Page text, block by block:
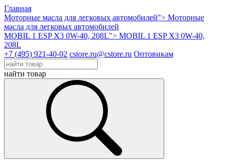
Главная
Моторные масла для легковых автомобилей"> Моторные
масла для легковых автомобилей
MOBIL 1 ESP X3 0W-40, 208L"> MOBIL 1 ESP X3 0W-40,
208L
+7 (495) 921-40-02 cstore.ru@cstore.ru Оптовикам
найти товар